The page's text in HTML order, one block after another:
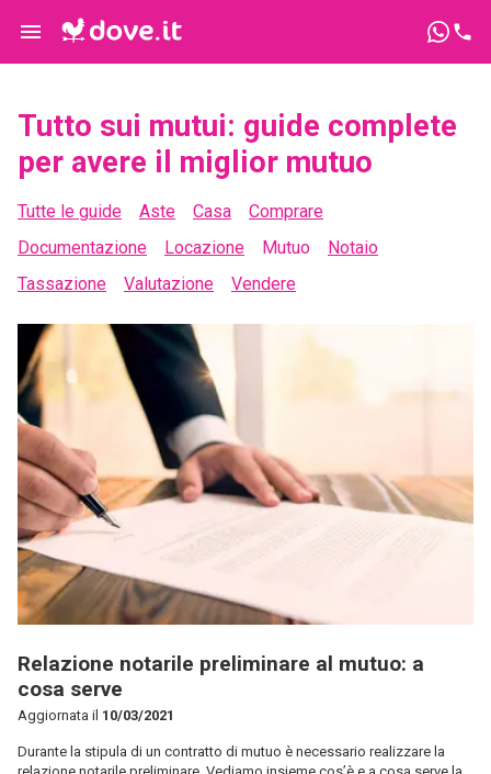
Tutto sui mutui: guide complete
per avere il miglior mutuo
Tutte le guide Aste Casa
Comprare
Documentazione
Locazione Mutuo
Notaio
Tassazione
Valutazione Vendere
Relazione notarile preliminare al mutuo: a
cosa serve
Aggiornata il 10/03/2021
Durante la stipula di un contratto di mutuo è necessario realizzare la